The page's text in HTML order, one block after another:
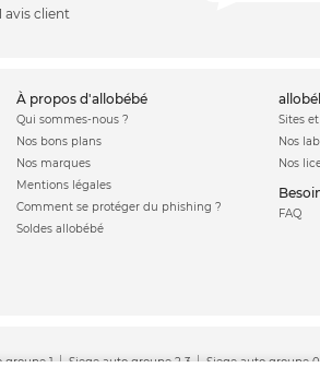
avis client
à propos d'allobébé
Qui sommes-nous ?
Nos bons plans
Nos marques
Mentions légales
Comment se protéger du phishing ?
Soldes allobébé
Sites
Nos
Nos
FAQ
groupe 1 Siege auto groupe 2 3 Siege auto groupe 0